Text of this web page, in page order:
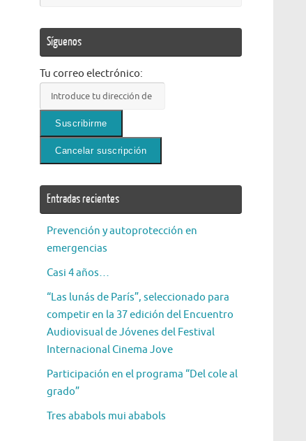
Síguenos
Tu correo electrónico:
Entradas recientes
Prevención y autoprotección en
emergencias
Casi 4 años…
“Las lunás de París”, seleccionado para
competir en la 37 edición del Encuentro
Audiovisual de Jóvenes del Festival
Internacional Cinema Jove
Participación en el programa “Del cole al
grado”
Tres ababols mui ababols